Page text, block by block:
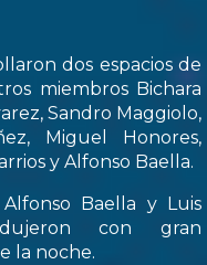
dos espacios de
miembros Bichara
Sandro Maggiolo,
Miguel Honores,
y Alfonso Baella.
Baella y Luis
con gran
la noche.